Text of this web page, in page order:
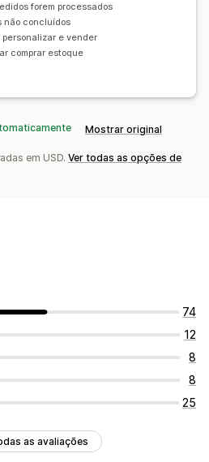
forem processados
não concluídos
e vender
comprar estoque
Mostrar original
em USD. Ver todas as opções de
74
12
8
8
25
as avaliações